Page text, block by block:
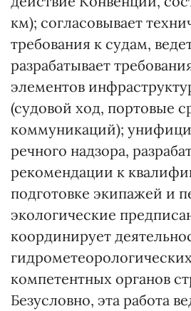
км); согласовывает
требования к судам,
разрабатывает
элементов
(судовой ход, портовые
коммуникаций);
речного надзора,
рекомендации к
подготовке экипажей и
экологические
координирует
компетентных органов
Безусловно, эта работа